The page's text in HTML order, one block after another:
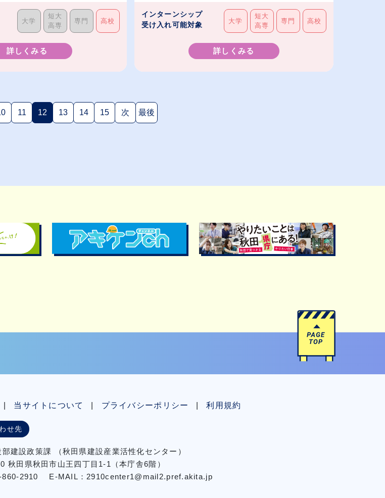
大学
短大
高専
専門 高校
詳しくみる
インターンシップ
受け入れ可能対象
大学
短大
高専
専門 高校
詳しくみる
11 12(現在のページ)
13 14 15 次 最後
当サイトについて プライバシーポリシー 利用規約
せ先
建設政策課
（秋⽥県建設産業活性化センター）
秋田県秋田市⼭王四丁⽬1-1（本庁舎6階）
860-2910 E-MAIL：2910center1@mail2.pref.akita.jp